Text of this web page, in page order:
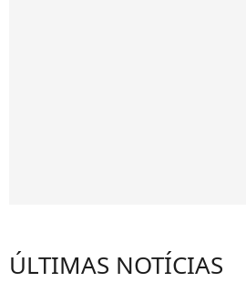
ÚLTIMAS NOTÍCIAS